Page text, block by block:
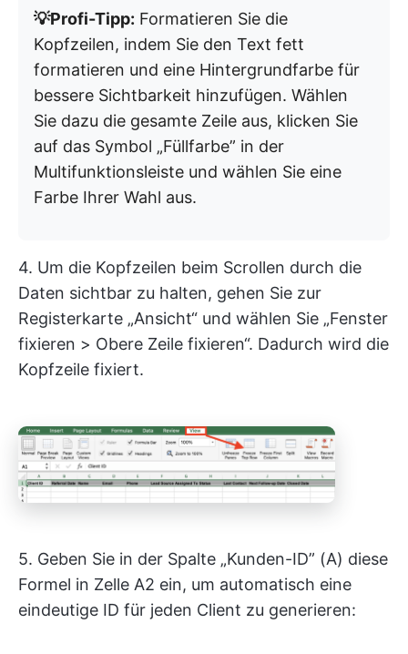
💡Profi-Tipp: Formatieren Sie die
Kopfzeilen, indem Sie den Text fett
formatieren und eine Hintergrundfarbe für
bessere Sichtbarkeit hinzufügen. Wählen
Sie dazu die gesamte Zeile aus, klicken Sie
auf das Symbol „Füllfarbe” in der
Multifunktionsleiste und wählen Sie eine
Farbe Ihrer Wahl aus.
4. Um die Kopfzeilen beim Scrollen durch die
Daten sichtbar zu halten, gehen Sie zur
Registerkarte „Ansicht“ und wählen Sie „Fenster
fixieren > Obere Zeile fixieren“. Dadurch wird die
Kopfzeile fixiert.
5. Geben Sie in der Spalte „Kunden-ID” (A) diese
Formel in Zelle A2 ein, um automatisch eine
eindeutige ID für jeden Client zu generieren: